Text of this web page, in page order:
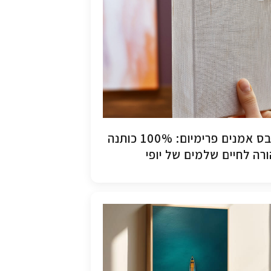
קנבס אמנים פרימיום: 100% כותנה
לחיים שלמים של יופי